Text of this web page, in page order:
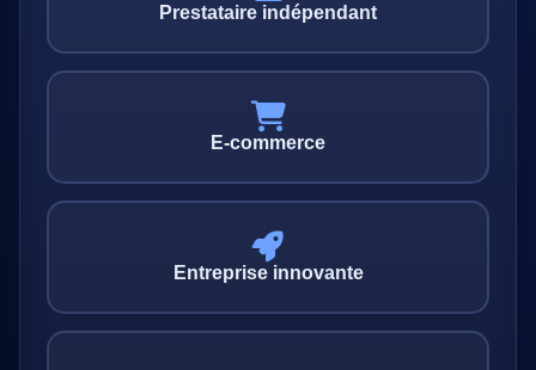
Prestataire indépendant
E-commerce
Entreprise innovante